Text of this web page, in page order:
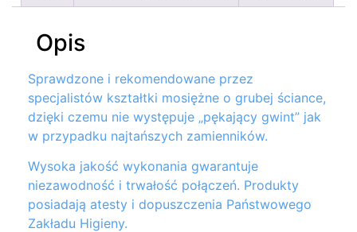
Opis
Sprawdzone i rekomendowane przez
specjalistów kształtki mosiężne o grubej ściance,
dzięki czemu nie występuje „pękający gwint” jak
w przypadku najtańszych zamienników.
Wysoka jakość wykonania gwarantuje
niezawodność i trwałość połączeń. Produkty
posiadają atesty i dopuszczenia Państwowego
Zakładu Higieny.